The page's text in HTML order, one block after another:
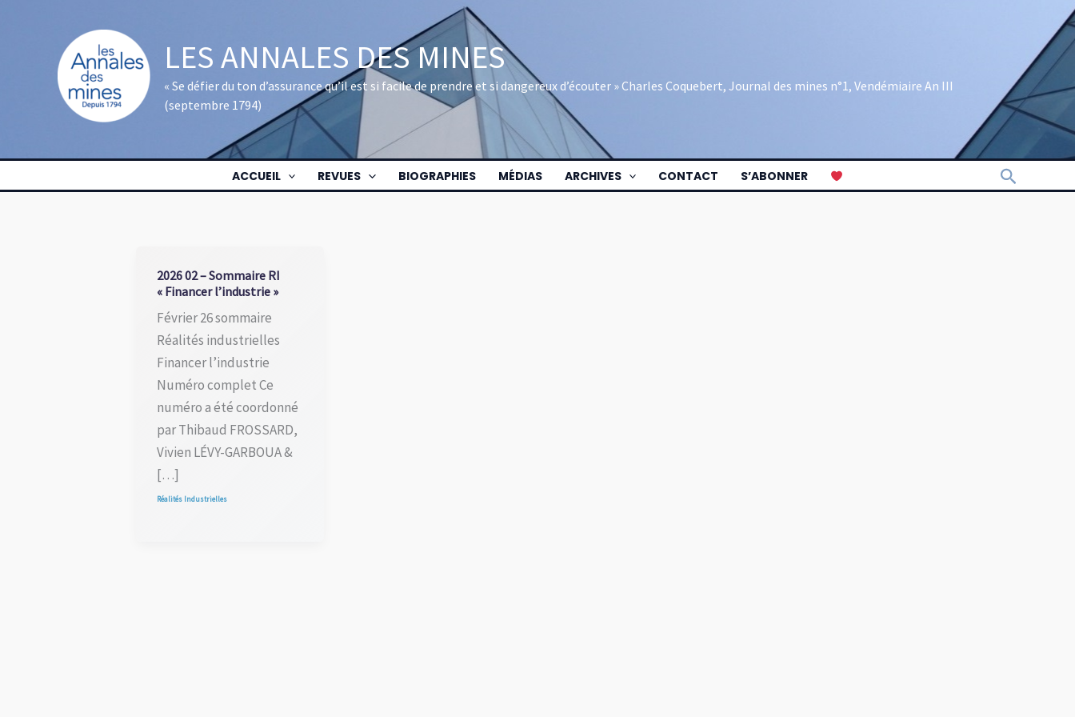
LES ANNALES DES MINES
« Se défier du ton d’assurance qu’il est si facile de prendre et si dangereux d’écouter » Charles Coquebert, Journal des mines n°1, Vendémiaire An III
(septembre 1794)
ACCUEIL REVUES BIOGRAPHIES MÉDIAS ARCHIVES CONTACT S’ABONNER
2026 02 – Sommaire RI
« Financer l’industrie »
Février 26 sommaire
Réalités industrielles
Financer l’industrie
Numéro complet Ce
numéro a été coordonné
par Thibaud FROSSARD,
Vivien LÉVY-GARBOUA &
[…]
Réalités Industrielles